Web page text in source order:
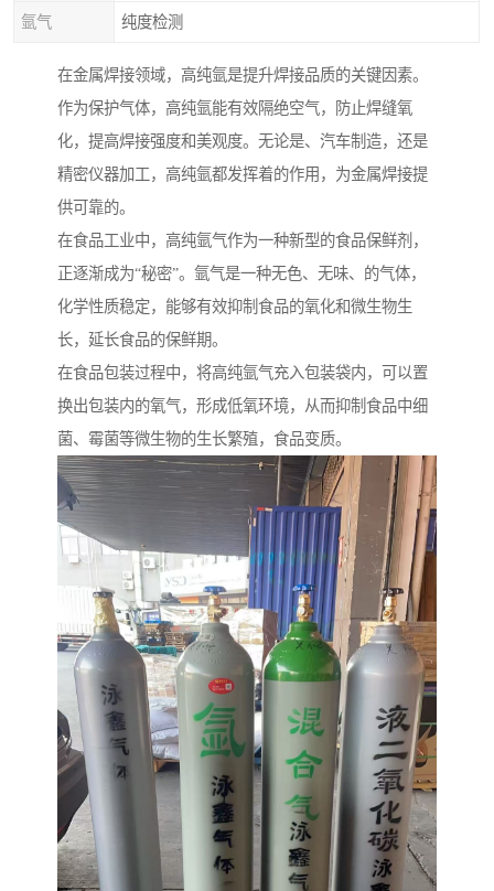
氩气 纯度检测
在金属焊接领域，高纯氩是提升焊接品质的关键因素。
作为保护气体，高纯氩能有效隔绝空气，防止焊缝氧
化，提高焊接强度和美观度。无论是、汽车制造，还是
精密仪器加工，高纯氩都发挥着的作用，为金属焊接提
供可靠的。
在食品工业中，高纯氩气作为一种新型的食品保鲜剂，
正逐渐成为“秘密”。氩气是一种无色、无味、的气体，
化学性质稳定，能够有效抑制食品的氧化和微生物生
长，延长食品的保鲜期。
在食品包装过程中，将高纯氩气充入包装袋内，可以置
换出包装内的氧气，形成低氧环境，从而抑制食品中细
菌、霉菌等微生物的生长繁殖，食品变质。